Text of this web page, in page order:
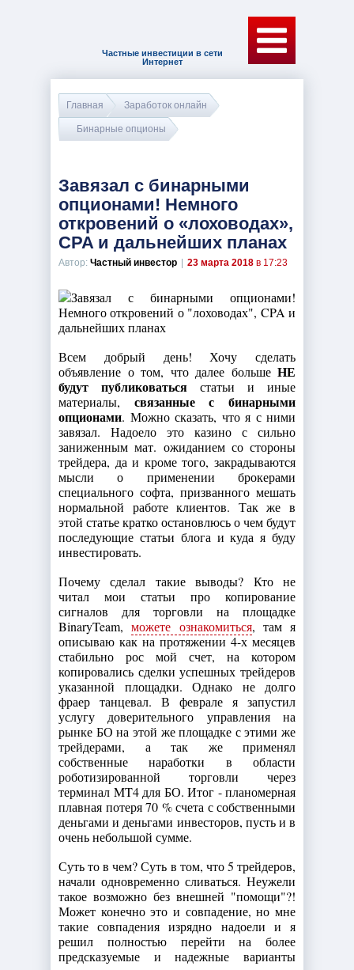
Частные инвестиции в сети
Интернет
Главная Заработок онлайн
Бинарные опционы
Завязал с бинарными
опционами! Немного
откровений о «лоховодах»,
CPA и дальнейших планах
Автор: Частный инвестор 23 марта 2018 в 17:23
Всем добрый день! Хочу сделать
объявление о том, что далее больше НЕ
будут публиковаться статьи и иные
материалы, связанные с бинарными
опционами. Можно сказать, что я с ними
завязал. Надоело это казино с сильно
заниженным мат. ожиданием со стороны
трейдера, да и кроме того, закрадываются
мысли о применении брокерами
специального софта, призванного мешать
нормальной работе клиентов. Так же в
этой статье кратко остановлюсь о чем будут
последующие статьи блога и куда я буду
инвестировать.
Почему сделал такие выводы? Кто не
читал мои статьи про копирование
сигналов для торговли на площадке
BinaryTeam,можете ознакомиться, там я
описываю как на протяжении 4-х месяцев
стабильно рос мой счет, на котором
копировались сделки успешных трейдеров
указанной площадки. Однако не долго
фраер танцевал. В феврале я запустил
услугу доверительного управления на
рынке БО на этой же площадке с этими же
трейдерами, а так же применял
собственные наработки в области
роботизированной торговли через
терминал MT4 для БО. Итог - планомерная
плавная потеря 70 % счета с собственными
деньгами и деньгами инвесторов, пусть и в
очень небольшой сумме.
Суть то в чем? Суть в том, что 5 трейдеров,
начали одновременно сливаться. Неужели
такое возможно без внешней "помощи"?!
Может конечно это и совпадение, но мне
такие совпадения изрядно надоели и я
решил полностью перейти на более
предсказуемые и надежные варианты